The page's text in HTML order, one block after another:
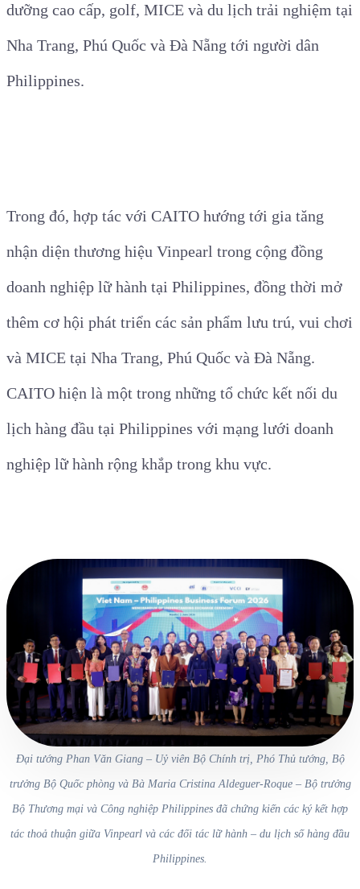
dưỡng cao cấp, golf, MICE và du lịch trải nghiệm tại
Nha Trang, Phú Quốc và Đà Nẵng tới người dân
Philippines.
Trong đó, hợp tác với CAITO hướng tới gia tăng
nhận diện thương hiệu Vinpearl trong cộng đồng
doanh nghiệp lữ hành tại Philippines, đồng thời mở
thêm cơ hội phát triển các sản phẩm lưu trú, vui chơi
và MICE tại Nha Trang, Phú Quốc và Đà Nẵng.
CAITO hiện là một trong những tổ chức kết nối du
lịch hàng đầu tại Philippines với mạng lưới doanh
nghiệp lữ hành rộng khắp trong khu vực.
Đại tướng Phan Văn Giang – Uỷ viên Bộ Chính trị, Phó Thủ tướng, Bộ
trưởng Bộ Quốc phòng và Bà Maria Cristina Aldeguer-Roque – Bộ trưởng
Bộ Thương mại và Công nghiệp Philippines đã chứng kiến các ký kết hợp
tác thoả thuận giữa Vinpearl và các đối tác lữ hành – du lịch số hàng đầu
Philippines.